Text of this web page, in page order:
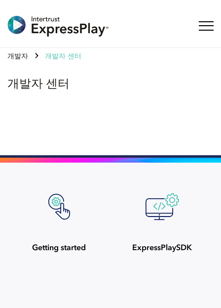
탐색
개발자 개발자 센터
개발자 센터
Getting started ExpressPlaySDK